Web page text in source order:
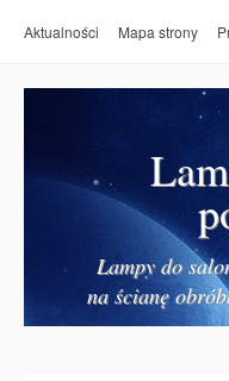
Aktualności Mapa strony
Lampy do
na ścianę